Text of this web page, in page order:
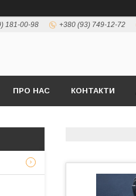
181-00-98 +380 (93) 749-12-72
ПРО НАС КОНТАКТИ